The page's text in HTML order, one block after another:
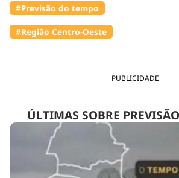
PUBLICIDADE
ÚLTIMAS SOBRE
#Previsão do tempo
#Região Centro-Oeste